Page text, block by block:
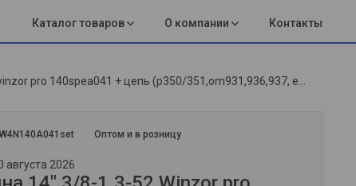
Каталог товаров О компании Контакты
Оптом и в розницу
W4N140A041set
августа 2026